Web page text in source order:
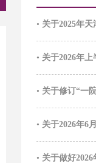
• 关于2025年
• 关于2026年
• 关于修订“一
• 关于2026年6
• 关于做好